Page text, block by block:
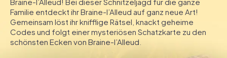
Teamevent
Tickets
Familie entdeckt ihr Braine-l’Alleud auf ganz neue Art!
Gemeinsam löst ihr knifflige Rätsel, knackt geheime
Codes und folgt einer mysteriösen Schatzkarte zu den
schönsten Ecken von Braine-l’Alleud.